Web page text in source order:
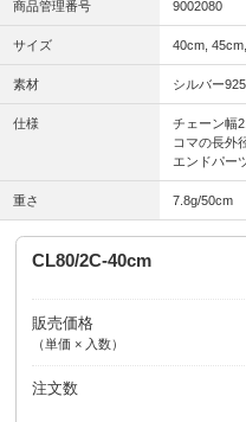
商品管理番号 9002080
サイズ 40cm,
素材 シルバー925
仕様
チェーン幅
コマの長外
エンドパー
重さ 7.8g/50cm
CL80/2C-40cm
販売価格
（単価 × 入数）
注文数